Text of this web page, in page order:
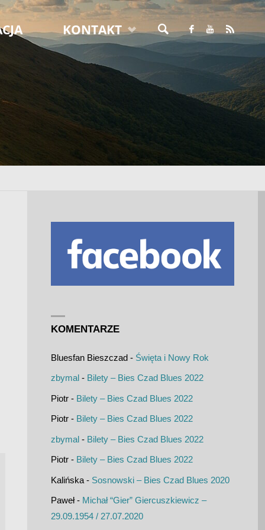
KONTAKT
SZUKAJ
KOMENTARZE
Bluesfan Bieszczad- Święta i Nowy Rok
zbymal- Bilety – Bies Czad Blues 2022
Piotr- Bilety – Bies Czad Blues 2022
Piotr- Bilety – Bies Czad Blues 2022
zbymal- Bilety – Bies Czad Blues 2022
Piotr- Bilety – Bies Czad Blues 2022
Kalińska- Sosnowski – Bies Czad Blues 2020
Paweł- Michał “Gier” Giercuszkiewicz –
29.09.1954 / 27.07.2020